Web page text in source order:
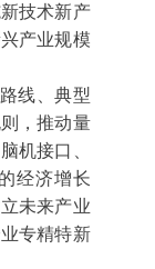
技术新产
产业规模
线、典型
，推动量
机接口、
经济增长
未来产业
专精特新